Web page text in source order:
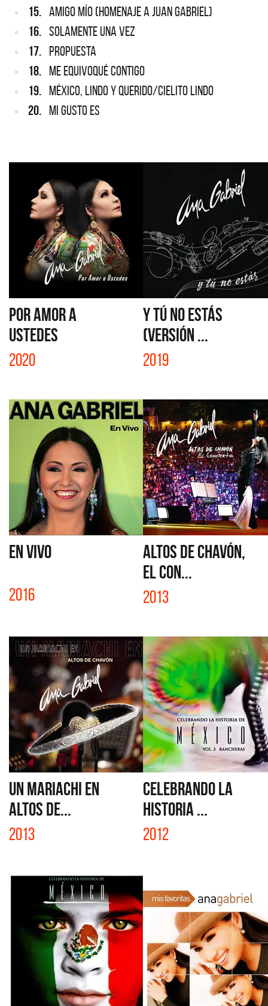
15. AMIGO MÍO (HOMENAJE A JUAN GABRIEL)
16. SOLAMENTE UNA VEZ
17. PROPUESTA
18. ME EQUIVOQUÉ CONTIGO
19. MÉXICO, LINDO Y QUERIDO/CIELITO LINDO
20. MI GUSTO ES
POR AMOR A
USTEDES
2020
Y TÚ NO ESTÁS
(VERSIÓN ...
2019
EN VIVO
2016
ALTOS DE CHAVÓN,
EL CON...
2013
UN MARIACHI EN
ALTOS DE...
2013
CELEBRANDO LA
HISTORIA ...
2012